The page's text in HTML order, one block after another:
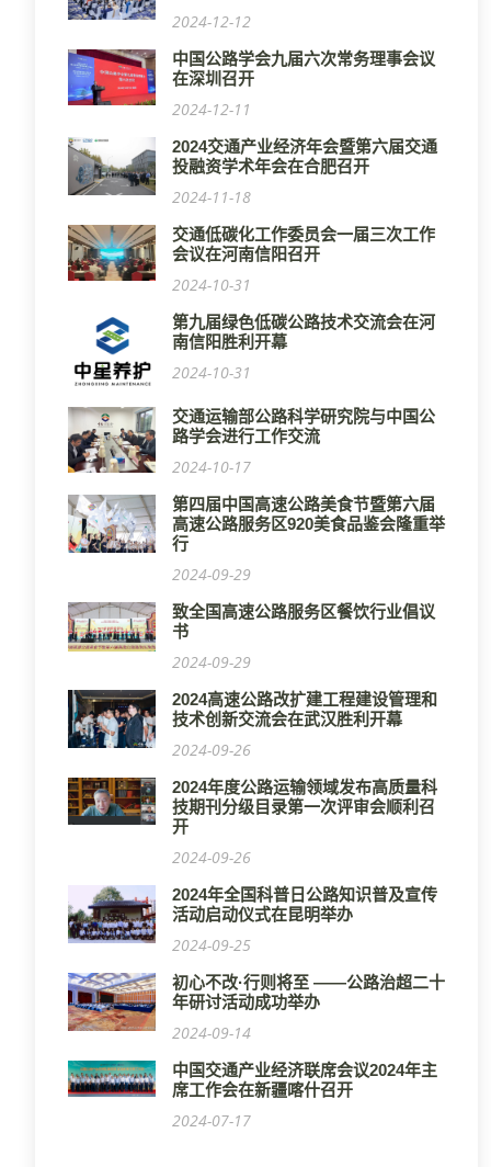
2024-12-12
中国公路学会九届六次常务理事会议
在深圳召开
2024-12-11
2024交通产业经济年会暨第六届交通
投融资学术年会在合肥召开
2024-11-18
交通低碳化工作委员会一届三次工作
会议在河南信阳召开
2024-10-31
第九届绿色低碳公路技术交流会在河
南信阳胜利开幕
2024-10-31
交通运输部公路科学研究院与中国公
路学会进行工作交流
2024-10-17
第四届中国高速公路美食节暨第六届
高速公路服务区920美食品鉴会隆重举
行
2024-09-29
致全国高速公路服务区餐饮行业倡议
书
2024-09-29
2024高速公路改扩建工程建设管理和
技术创新交流会在武汉胜利开幕
2024-09-26
2024年度公路运输领域发布高质量科
技期刊分级目录第一次评审会顺利召
开
2024-09-26
2024年全国科普日公路知识普及宣传
活动启动仪式在昆明举办
2024-09-25
初心不改·行则将至 ——公路治超二十
年研讨活动成功举办
2024-09-14
中国交通产业经济联席会议2024年主
席工作会在新疆喀什召开
2024-07-17